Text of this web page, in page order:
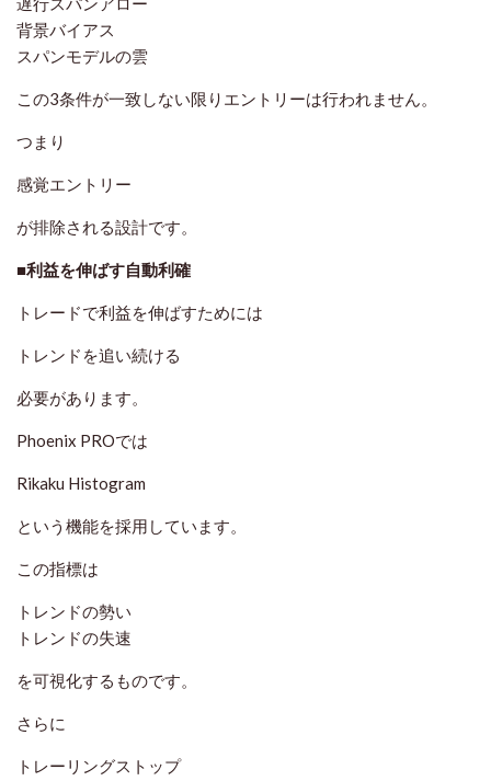
背景バイアス
スパンモデルの雲
この3条件が一致しない限りエントリーは行われません。
つまり
感覚エントリー
が排除される設計です。
■利益を伸ばす自動利確
トレードで利益を伸ばすためには
トレンドを追い続ける
必要があります。
Phoenix PROでは
Rikaku Histogram
という機能を採用しています。
この指標は
トレンドの勢い
トレンドの失速
を可視化するものです。
さらに
トレーリングストップ